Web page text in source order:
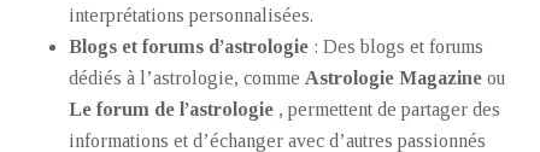
interprétations personnalisées.
Blogs et forums d’astrologie : Des blogs et forums
dédiés à l’astrologie, comme Astrologie Magazine ou
Le forum de l’astrologie , permettent de partager des
informations et d’échanger avec d’autres passionnés